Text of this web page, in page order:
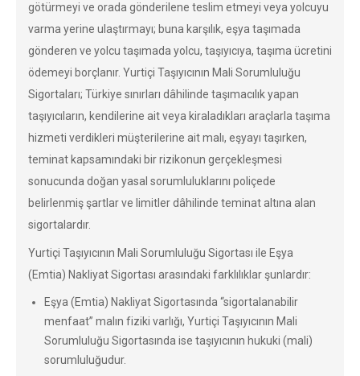
götürmeyi ve orada gönderilene teslim etmeyi veya yolcuyu
varma yerine ulaştırmayı; buna karşılık, eşya taşımada
gönderen ve yolcu taşımada yolcu, taşıyıcıya, taşıma ücretini
ödemeyi borçlanır. Yurtiçi Taşıyıcının Mali Sorumluluğu
Sigortaları; Türkiye sınırları dâhilinde taşımacılık yapan
taşıyıcıların, kendilerine ait veya kiraladıkları araçlarla taşıma
hizmeti verdikleri müşterilerine ait malı, eşyayı taşırken,
teminat kapsamındaki bir rizikonun gerçekleşmesi
sonucunda doğan yasal sorumluluklarını poliçede
belirlenmiş şartlar ve limitler dâhilinde teminat altına alan
sigortalardır.
Yurtiçi Taşıyıcının Mali Sorumluluğu Sigortası ile Eşya
(Emtia) Nakliyat Sigortası arasındaki farklılıklar şunlardır:
Eşya (Emtia) Nakliyat Sigortasında “sigortalanabilir
menfaat” malın fiziki varlığı, Yurtiçi Taşıyıcının Mali
Sorumluluğu Sigortasında ise taşıyıcının hukuki (mali)
sorumluluğudur.